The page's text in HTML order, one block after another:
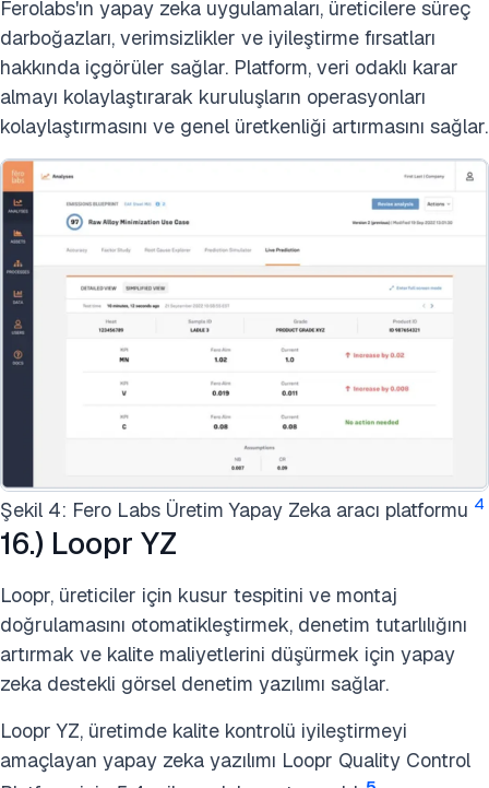
Ferolabs'ın yapay zeka uygulamaları, üreticilere süreç
darboğazları, verimsizlikler ve iyileştirme fırsatları
hakkında içgörüler sağlar. Platform, veri odaklı karar
almayı kolaylaştırarak kuruluşların operasyonları
kolaylaştırmasını ve genel üretkenliği artırmasını sağlar.
Şekil 4: Fero Labs Üretim Yapay Zeka aracı platformu 4
16.) Loopr YZ
Loopr, üreticiler için kusur tespitini ve montaj
doğrulamasını otomatikleştirmek, denetim tutarlılığını
artırmak ve kalite maliyetlerini düşürmek için yapay
zeka destekli görsel denetim yazılımı sağlar.
Loopr YZ, üretimde kalite kontrolü iyileştirmeyi
amaçlayan yapay zeka yazılımı Loopr Quality Control